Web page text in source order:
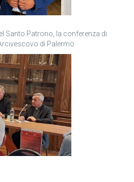
Santo Patrono, la conferenza di
di Palermo